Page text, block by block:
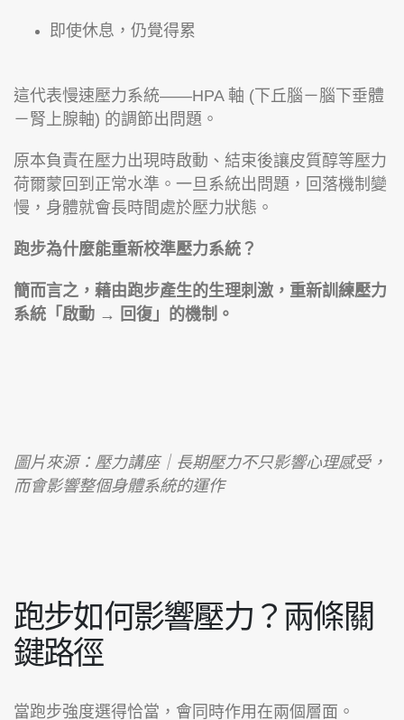
即使休息，仍覺得累
這代表慢速壓力系統——HPA 軸 (下丘腦－腦下垂體
－腎上腺軸) 的調節出問題。
原本負責在壓力出現時啟動、結束後讓皮質醇等壓力
荷爾蒙回到正常水準。一旦系統出問題，回落機制變
慢，身體就會長時間處於壓力狀態。
跑步為什麼能重新校準壓力系統？
簡而言之，藉由跑步產生的生理刺激，重新訓練壓力
系統「啟動 → 回復」的機制。
圖片來源：壓力講座｜長期壓力不只影響心理感受，
而會影響整個身體系統的運作
跑步如何影響壓力？兩條關
鍵路徑
當跑步強度選得恰當，會同時作用在兩個層面。